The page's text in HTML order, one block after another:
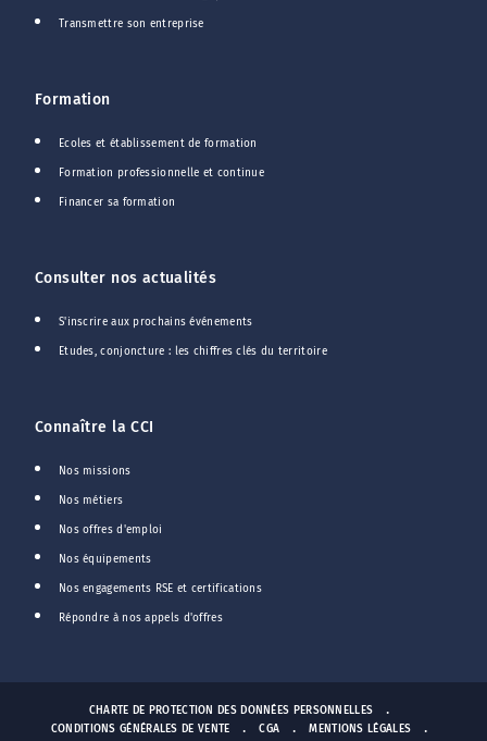
Transmettre son entreprise
Formation
Ecoles et établissement de formation
Formation professionnelle et continue
Financer sa formation
Consulter nos actualités
S'inscrire aux prochains événements
Etudes, conjoncture : les chiffres clés du territoire
Connaître la CCI
Nos missions
Nos métiers
Nos offres d'emploi
Nos équipements
Nos engagements RSE et certifications
Répondre à nos appels d'offres
CHARTE DE PROTECTION DES DONNÉES PERSONNELLES
CONDITIONS GÉNÉRALES DE VENTE
CGA
MENTIONS LÉGALES